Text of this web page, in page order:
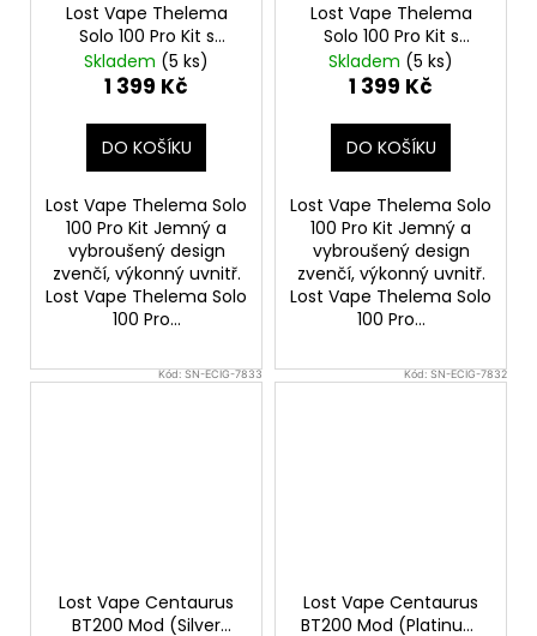
Lost Vape Thelema
Solo 100 Pro Kit s
Centaurus Sub Ohm
Tank V2 (Lotus Lilac)
Skladem (5 ks)
1 399 Kč
DO KOŠÍKU
Lost Vape Thelema Solo
100 Pro Kit Jemný a
vybroušený design
zvenčí, výkonný uvnitř.
Lost Vape Thelema Solo
100 Pro...
Lost Vape Thelema
Solo 100 Pro Kit s
Centaurus Sub Ohm
Tank V2 (Carbon
Skladem (5 ks)
1 399 Kč
DO KOŠÍKU
Lost Vape Thelema Solo
100 Pro Kit Jemný a
vybroušený design
zvenčí, výkonný uvnitř.
Lost Vape Thelema Solo
100 Pro...
Kód: SN-ECIG-7833
Lost Vape Centaurus
BT200 Mod (Silver
Kód: SN-ECIG-7832
Lost Vape Centaurus
BT200 Mod (Platinum